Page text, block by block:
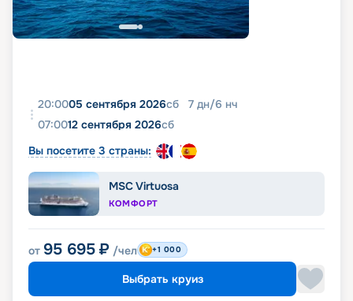
20:0005 сентября 2026сб 7 дн/6 нч
07:0012 сентября 2026сб
Вы посетите 3 страны:
MSC Virtuosa
КОМФОРТ
от 95 695 ₽ /чел +1 000
Выбрать круиз